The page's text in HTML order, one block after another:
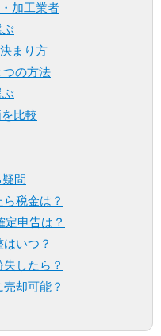
加工業者
ぶ
まり方
つの方法
ぶ
比較
問
税金は？
定申告は？
いつ？
したら？
却可能？